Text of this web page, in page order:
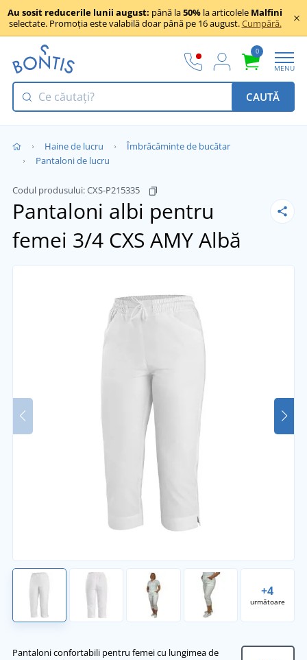
Au sosit reducerile lunii august: până la50% la articolele Malfini
selectate. Promoția este valabilă doar până pe 16 august.Cumpără.
0
MENU
CAUTĂ
Haine de lucru
Îmbrăcăminte de bucătar
Pantaloni de lucru
Codul produsului:CXS-P215335
Pantaloni albi pentru
femei 3/4 CXS AMYAlbă
+4
următoare
Pantaloni confortabili pentru femei cu lungimea de